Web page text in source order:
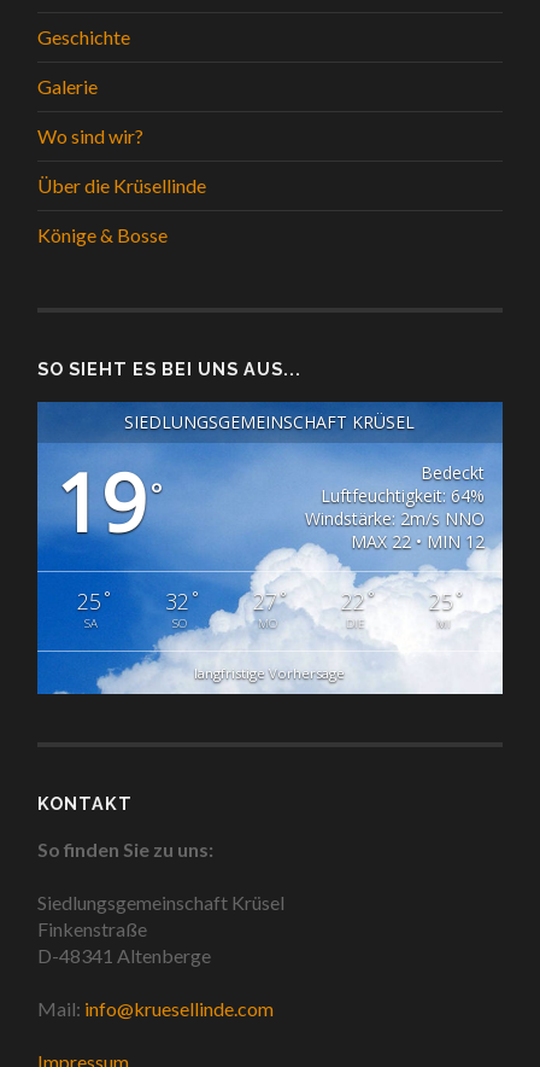
Geschichte
Galerie
Wo sind wir?
Über die Krüsellinde
Könige & Bosse
SO SIEHT ES BEI UNS AUS...
SIEDLUNGSGEMEINSCHAFT KRÜSEL
19°
Bedeckt
Luftfeuchtigkeit: 64%
Windstärke: 2m/s NNO
MAX 22 • MIN 12
25°
SA
32 °
SO
27°
MO
22°
DIE
25°
MI
langfristige Vorhersage
KONTAKT
So finden Sie zu uns:
Siedlungsgemeinschaft Krüsel
Finkenstraße
D-48341 Altenberge
Mail: info@kruesellinde.com
Impressum